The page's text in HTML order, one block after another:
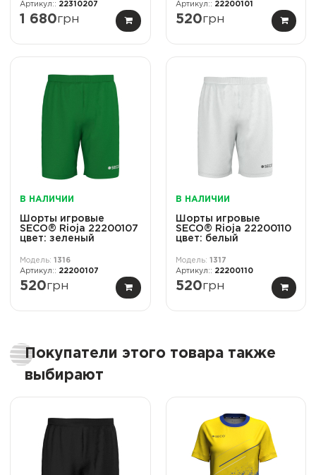
22310207
1 680грн
22200101
520грн
В НАЛИЧИИ
Шорты игровые
SECO® Rioja 22200107
цвет: зеленый
1316
22200107
520грн
В НАЛИЧИИ
Шорты игровые
SECO® Rioja 22200110
цвет: белый
1317
22200110
520грн
Покупатели этого товара также
выбирают